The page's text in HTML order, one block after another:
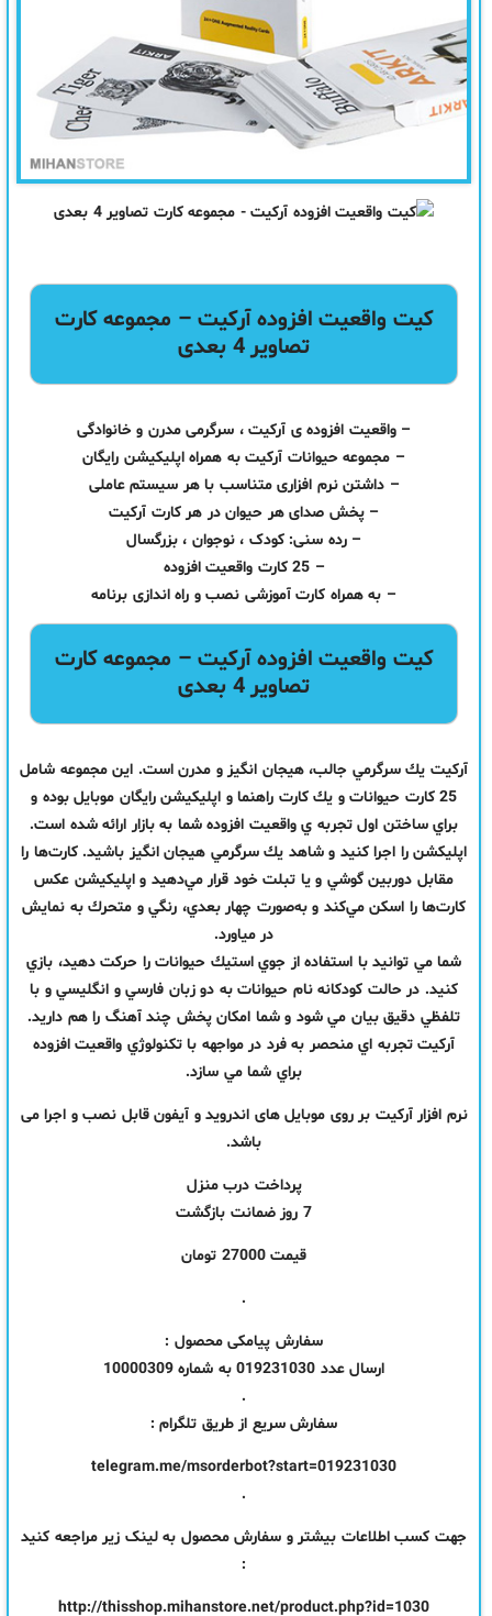
کیت واقعیت افزوده آرکیت – مجموعه کارت
تصاویر 4 بعدی
– واقعیت افزوده ی آرکیت ، سرگرمی مدرن و خانوادگی
– مجموعه حیوانات آرکیت به همراه اپلیکیشن رایگان
– داشتن نرم افزاری متناسب با هر سیستم عاملی
– پخش صدای هر حیوان در هر کارت آرکیت
– رده سنی: کودک ، نوجوان ، بزرگسال
– 25 کارت واقعیت افزوده
– به همراه کارت آموزشی نصب و راه اندازی برنامه
کیت واقعیت افزوده آرکیت – مجموعه کارت
تصاویر 4 بعدی
آركيت يك سرگرمي جالب، هيجان انگيز و مدرن است. اين مجموعه شامل
25 كارت حيوانات و يك كارت راهنما و اپليكيشن رايگان موبايل بوده و
براي ساختن اول تجربه ي واقعيت افزوده شما به بازار ارائه شده است.
اپليكشن را اجرا كنيد و شاهد يك سرگرمي هيجان انگيز باشيد. كارت‌ها را
مقابل دوربين گوشي و يا تبلت خود قرار مي‌دهيد و اپليكيشن عكس
كارت‌ها را اسكن مي‌كند و به‌صورت چهار بعدي، رنگي و متحرك به نمايش
در مياورد.
شما مي توانيد با استفاده از جوي استيك حيوانات را حركت دهيد، بازي
كنيد. در حالت كودكانه نام حيوانات به دو زبان فارسي و انگليسي و با
تلفظي دقيق بيان مي شود و شما امكان پخش چند آهنگ را هم داريد.
آركيت تجربه اي منحصر به فرد در مواجهه با تكنولوژي واقعيت افزوده
براي شما مي سازد.
نرم افزار آرکیت بر روی موبایل های اندروید و آیفون قابل نصب و اجرا می
باشد.
پرداخت درب منزل
7 روز ضمانت بازگشت
قیمت 27000 تومان
.
سفارش پیامکی محصول :
ارسال عدد 019231030 به شماره 10000309
.
سفارش سریع از طریق تلگرام :
telegram.me/msorderbot?start=019231030
.
جهت کسب اطلاعات بیشتر و سفارش محصول به لینک زیر مراجعه کنید
:
http://thisshop.mihanstore.net/product.php?id=1030